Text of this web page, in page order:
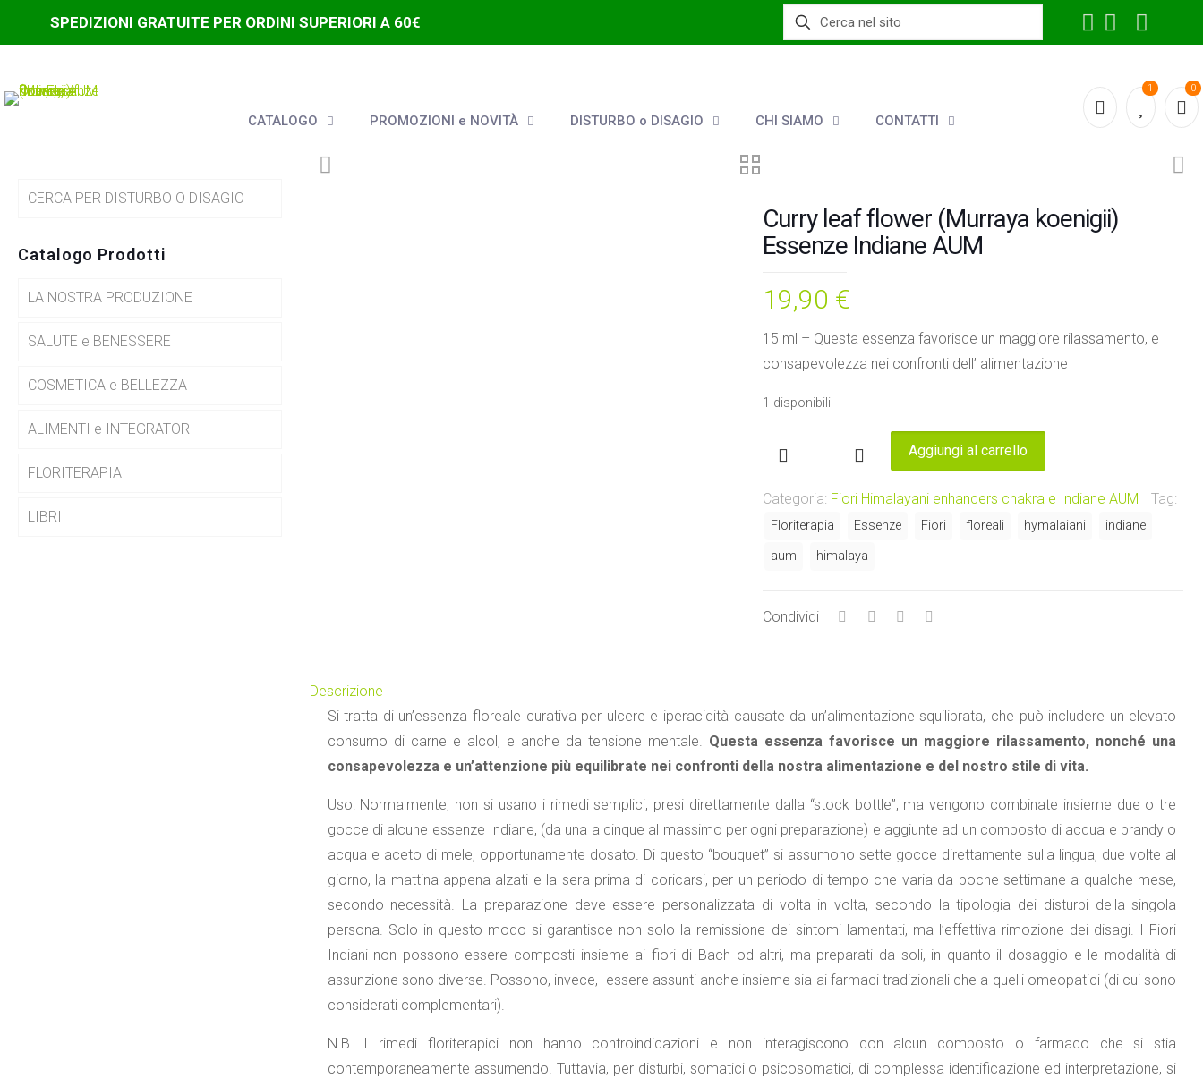
SPEDIZIONI GRATUITE PER ORDINI SUPERIORI A 60€
CATALOGO PROMOZIONI e NOVITÀ DISTURBO o DISAGIO CHI SIAMO CONTATTI
1 0
Curry leaf flower (Murraya koenigii)
Essenze Indiane AUM
19,90 €
15 ml – Questa essenza favorisce un maggiore rilassamento, e
consapevolezza nei confronti dell’ alimentazione
1 disponibili
Curry
flower
(Murraya
koenigii)
Indiane
Aggiungi al carrello
Categoria: Fiori Himalayani enhancers chakra e Indiane AUM Tag:
Floriterapia Essenze Fiori floreali hymalaiani
indiane
aum
himalaya
Condividi
Descrizione
Si tratta di un’essenza floreale curativa per ulcere e iperacidità causate da un’alimentazione squilibrata, che può includere un elevato
consumo di carne e alcol, e anche da tensione mentale. Questa essenza favorisce un maggiore rilassamento, nonché una
consapevolezza e un’attenzione più equilibrate nei confronti della nostra alimentazione e del nostro stile di vita.
Uso: Normalmente, non si usano i rimedi semplici, presi direttamente dalla “stock bottle”, ma vengono combinate insieme due o tre
gocce di alcune essenze Indiane, (da una a cinque al massimo per ogni preparazione) e aggiunte ad un composto di acqua e brandy o
acqua e aceto di mele, opportunamente dosato. Di questo “bouquet” si assumono sette gocce direttamente sulla lingua, due volte al
giorno, la mattina appena alzati e la sera prima di coricarsi, per un periodo di tempo che varia da poche settimane a qualche mese,
secondo necessità. La preparazione deve essere personalizzata di volta in volta, secondo la tipologia dei disturbi della singola
persona. Solo in questo modo si garantisce non solo la remissione dei sintomi lamentati, ma l’effettiva rimozione dei disagi. I Fiori
Indiani non possono essere composti insieme ai fiori di Bach od altri, ma preparati da soli, in quanto il dosaggio e le modalità di
assunzione sono diverse. Possono, invece, essere assunti anche insieme sia ai farmaci tradizionali che a quelli omeopatici (di cui sono
considerati complementari).
N.B. I rimedi floriterapici non hanno controindicazioni e non interagiscono con alcun composto o farmaco che si stia
contemporaneamente assumendo. Tuttavia, per disturbi, somatici o psicosomatici, di complessa identificazione ed interpretazione, si
CERCA PER DISTURBO O DISAGIO
Catalogo Prodotti
LA NOSTRA PRODUZIONE
SALUTE e BENESSERE
COSMETICA e BELLEZZA
ALIMENTI e INTEGRATORI
FLORITERAPIA
LIBRI